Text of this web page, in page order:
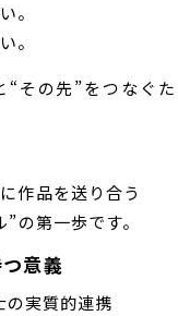
。
。
“その先”をつなぐ
作品を送り合う
の第一歩です。
意義
の実質的連携